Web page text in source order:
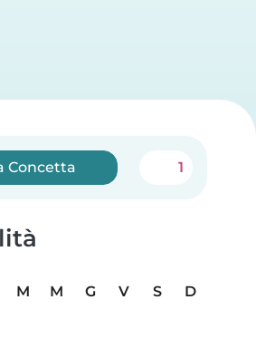
Concetta 1
M M G V S
D